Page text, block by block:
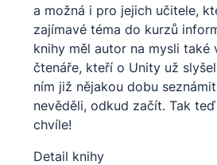
a možná i pro jejich učitele,
zajímavé téma do kurzů
knihy měl autor na mysli také
čtenáře, kteří o Unity už
ním již nějakou dobu
nevěděli, odkud začít. Tak
chvíle!
Detail knihy